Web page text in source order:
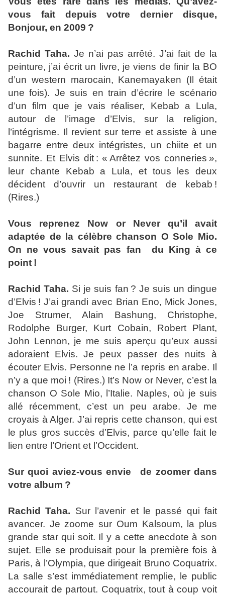
vous fait depuis votre dernier disque,
Bonjour, en 2009 ?
Rachid Taha. Je n’ai pas arrêté. J’ai fait de la
peinture, j’ai écrit un livre, je viens de finir la BO
d’un western marocain, Kanemayaken (Il était
une fois). Je suis en train d’écrire le scénario
d’un film que je vais réaliser, Kebab a Lula,
autour de l’image d’Elvis, sur la religion,
l’intégrisme. Il revient sur terre et assiste à une
bagarre entre deux intégristes, un chiite et un
sunnite. Et Elvis dit : « Arrêtez vos conneries »,
leur chante Kebab a Lula, et tous les deux
décident d’ouvrir un restaurant de kebab !
(Rires.)
Vous reprenez Now or Never qu’il avait
adaptée de la célèbre chanson O Sole Mio.
On ne vous savait pas fan du King à ce
point !
Rachid Taha. Si je suis fan ? Je suis un dingue
d’Elvis ! J’ai grandi avec Brian Eno, Mick Jones,
Joe Strumer, Alain Bashung, Christophe,
Rodolphe Burger, Kurt Cobain, Robert Plant,
John Lennon, je me suis aperçu qu’eux aussi
adoraient Elvis. Je peux passer des nuits à
écouter Elvis. Personne ne l’a repris en arabe. Il
n’y a que moi ! (Rires.) It’s Now or Never, c’est la
chanson O Sole Mio, l’Italie. Naples, où je suis
allé récemment, c’est un peu arabe. Je me
croyais à Alger. J’ai repris cette chanson, qui est
le plus gros succès d’Elvis, parce qu’elle fait le
lien entre l’Orient et l’Occident.
Sur quoi aviez-vous envie de zoomer dans
votre album ?
Rachid Taha. Sur l’avenir et le passé qui fait
avancer. Je zoome sur Oum Kalsoum, la plus
grande star qui soit. Il y a cette anecdote à son
sujet. Elle se produisait pour la première fois à
Paris, à l’Olympia, que dirigeait Bruno Coquatrix.
La salle s’est immédiatement remplie, le public
accourait de partout. Coquatrix, tout à coup voit